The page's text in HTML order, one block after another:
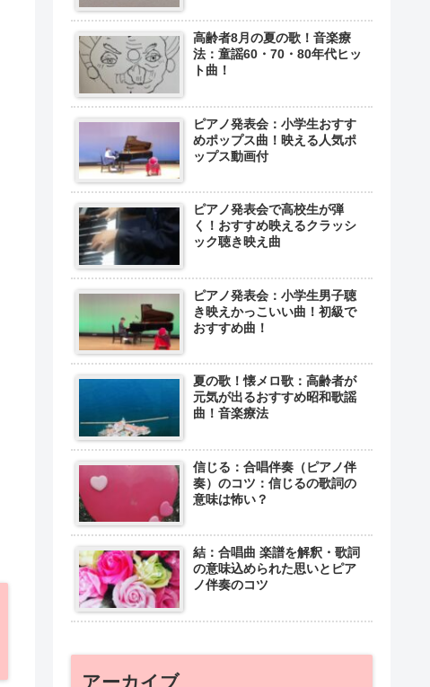
高齢者8月の夏の歌！音楽療
法：童謡60・70・80年代ヒッ
ト曲！
ピアノ発表会：小学生おすす
めポップス曲！映える人気ポ
ップス動画付
ピアノ発表会で高校生が弾
く！おすすめ映えるクラッシ
ック聴き映え曲
ピアノ発表会：小学生男子聴
き映えかっこいい曲！初級で
おすすめ曲！
夏の歌！懐メロ歌：高齢者が
元気が出るおすすめ昭和歌謡
曲！音楽療法
信じる：合唱伴奏（ピアノ伴
奏）のコツ：信じるの歌詞の
意味は怖い？
結：合唱曲 楽譜を解釈・歌詞
の意味込められた思いとピア
ノ伴奏のコツ
アーカイブ